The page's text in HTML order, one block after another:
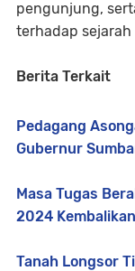
pengunjung,
terhadap
Berita Terkait
Pedagang
Gubernur
Masa Tugas
2024
Tanah Longsor